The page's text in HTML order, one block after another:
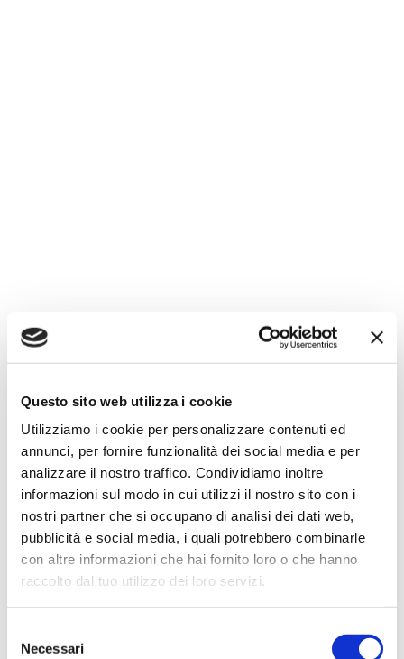
Questo sito web utilizza i cookie
Utilizziamo i cookie per personalizzare contenuti ed
annunci, per fornire funzionalità dei social media e per
analizzare il nostro traffico. Condividiamo inoltre
informazioni sul modo in cui utilizzi il nostro sito con i
nostri partner che si occupano di analisi dei dati web,
pubblicità e social media, i quali potrebbero combinarle
con altre informazioni che hai fornito loro o che hanno
raccolto dal tuo utilizzo dei loro servizi.
delNecessari